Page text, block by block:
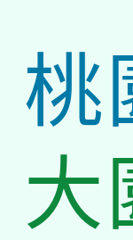
桃
大